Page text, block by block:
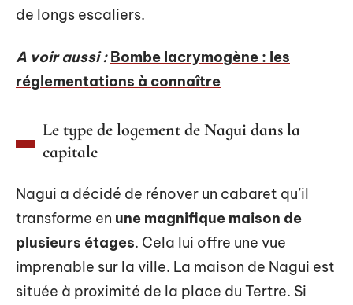
de longs escaliers.
A voir aussi : Bombe lacrymogène : les
réglementations à connaître
Le type de logement de Nagui dans la
capitale
Nagui a décidé de rénover un cabaret qu’il
transforme en une magnifique maison de
plusieurs étages. Cela lui offre une vue
imprenable sur la ville. La maison de Nagui est
située à proximité de la place du Tertre. Si